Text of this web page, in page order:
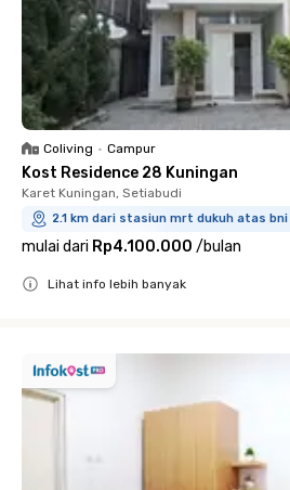
Coliving • Campur
Kost Residence 28 Kuningan
Karet Kuningan, Setiabudi
2.1 km dari stasiun mrt dukuh atas bni
mulai dari Rp4.100.000 /bulan
Lihat info lebih banyak